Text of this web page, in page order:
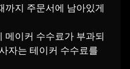
까지 주문서에 남아있게
메이커 수수료가 부과되
자는 테이커 수수료를